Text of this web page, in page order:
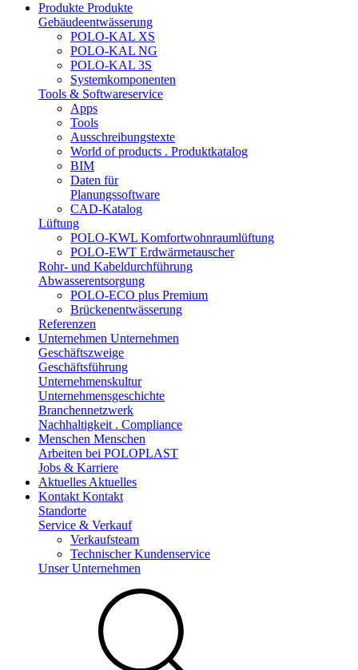
Produkte Produkte
Gebäudeentwässerung
POLO-KAL XS
POLO-KAL NG
POLO-KAL 3S
Systemkomponenten
Tools & Softwareservice
Apps
Tools
Ausschreibungstexte
World of products . Produktkatalog
BIM
Daten für
Planungssoftware
CAD-Katalog
Lüftung
POLO-KWL Komfortwohnraumlüftung
POLO-EWT Erdwärmetauscher
Rohr- und Kabeldurchführung
Abwasserentsorgung
POLO-ECO plus Premium
Brückenentwässerung
Referenzen
Unternehmen Unternehmen
Geschäftszweige
Geschäftsführung
Unternehmenskultur
Unternehmensgeschichte
Branchennetzwerk
Nachhaltigkeit . Compliance
Menschen Menschen
Arbeiten bei POLOPLAST
Jobs & Karriere
Aktuelles Aktuelles
Kontakt Kontakt
Standorte
Service & Verkauf
Verkaufsteam
Technischer Kundenservice
Unser Unternehmen